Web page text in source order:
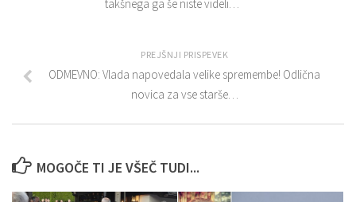
takšnega ga še niste videli…
PREJŠNJI PRISPEVEK
ODMEVNO: Vlada napovedala velike spremembe! Odlična
novica za vse starše…
MOGOČE TI JE VŠEČ TUDI...